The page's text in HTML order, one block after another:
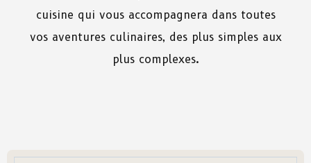
cuisine qui vous accompagnera dans toutes
vos aventures culinaires, des plus simples aux
plus complexes.